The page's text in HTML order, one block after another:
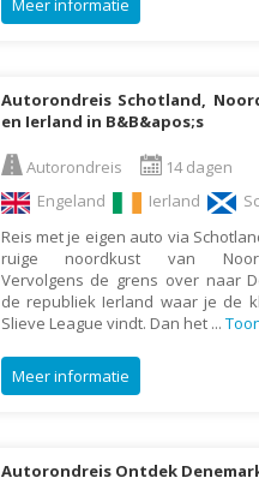
Meer informatie
Autorondreis Schotland,
en Ierland in B&B&apos;s
Autorondreis
14 dagen
Engeland
Ierland
Reis met je eigen auto via
ruige noordkust van
Vervolgens de grens over naar
de republiek Ierland waar je de
Slieve League vindt. Dan het ...
Meer informatie
Autorondreis Ontdek